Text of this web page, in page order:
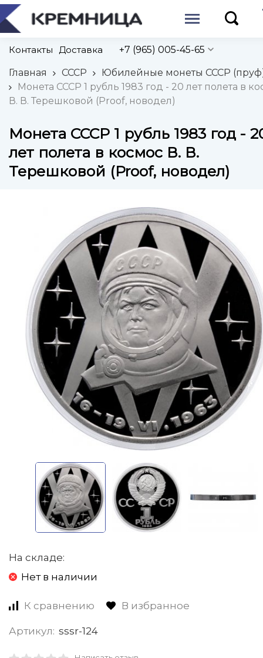
Контакты Доставка +7 (965) 005-45-65
Главная СССР
Юбилейные монеты СССР
Монета СССР 1 рубль 1983 год - 20 лет полета в
В. В. Терешковой (Proof, новодел)
Монета СССР 1 рубль 1983 год -
лет полета в космос В. В.
Терешковой (Proof, новодел)
На складе:
Нет в наличии
К сравнению В избранное
Артикул: sssr-124